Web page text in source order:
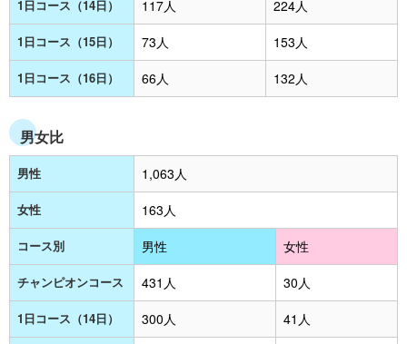
1日コース（14日） 117人 224人
1日コース（15日） 73人 153人
1日コース（16日） 66人 132人
男女比
男性 1,063人
女性 163人
コース別 男性 女性
チャンピオンコース 431人 30人
1日コース（14日） 300人 41人